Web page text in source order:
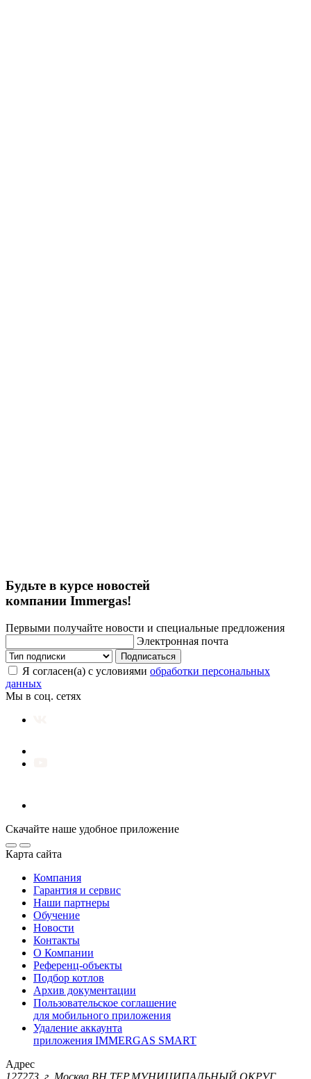
Будьте в курсе новостей
компании Immergas!
Первыми получайте новости и специальные предложения
Электронная почта
Подписаться
Я согласен(а) с условиями обработки персональных
данных
Мы в соц. сетях
Скачайте наше удобное приложение
Карта сайта
Компания
Гарантия и сервис
Наши партнеры
Обучение
Новости
Контакты
О Компании
Референц-объекты
Подбор котлов
Архив документации
Пользовательское соглашение
для мобильного приложения
Удаление аккаунта
приложения IMMERGAS SMART
Адрес
127273, г. Москва ВН.ТЕР.МУНИЦИПАЛЬНЫЙ ОКРУГ